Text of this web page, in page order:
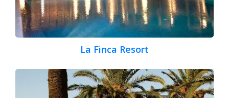
La Finca Resort